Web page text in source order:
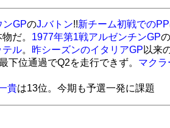
ンGPのJ.バトン!!新チーム初戦でのPP
だ。 1977年第1戦アルゼンチンGPの
テル。 昨シーズンのイタリアGP 以来
下位通過でQ2を走行できず。 マクラ
貴は13位。今期も予選一発に課題